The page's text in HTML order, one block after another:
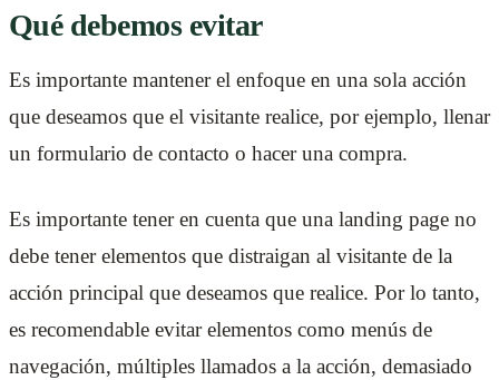
Qué debemos evitar
Es importante mantener el enfoque en una sola acción
que deseamos que el visitante realice, por ejemplo, llenar
un formulario de contacto o hacer una compra.
Es importante tener en cuenta que una landing page no
debe tener elementos que distraigan al visitante de la
acción principal que deseamos que realice. Por lo tanto,
es recomendable evitar elementos como menús de
navegación, múltiples llamados a la acción, demasiado